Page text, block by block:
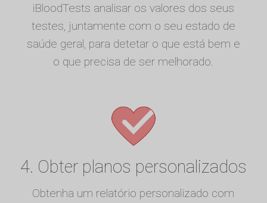
iBloodTests analisar os valores dos seus
testes, juntamente com o seu estado de
saúde geral, para detetar o que está bem e
o que precisa de ser melhorado.
4. Obter planos personalizados
Obtenha um relatório personalizado com